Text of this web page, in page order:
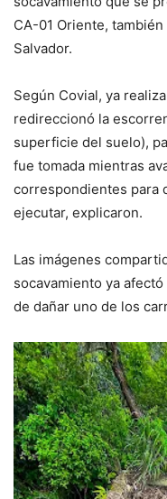
CA-01 Oriente,
Salvador.
Según Covial, ya
redireccionó la
superficie del suelo),
fue tomada mientras
correspondientes para
ejecutar, explicaron.
Las imágenes
socavamiento ya
de dañar uno de los